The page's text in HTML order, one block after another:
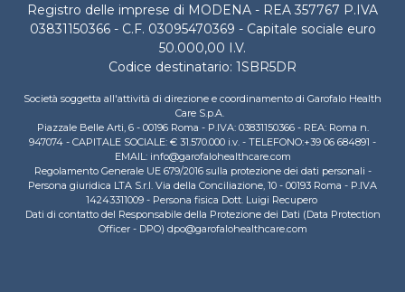
Registro delle imprese di MODENA - REA 357767 P.IVA
03831150366 - C.F. 03095470369 - Capitale sociale euro
50.000,00 I.V.
Codice destinatario: 1SBR5DR
Società soggetta all'attività di direzione e coordinamento di Garofalo Health
Care S.p.A.
Piazzale Belle Arti, 6 - 00196 Roma - P.IVA: 03831150366 - REA: Roma n.
947074 - CAPITALE SOCIALE: € 31.570.000 i.v. - TELEFONO:+39 06 684891 -
EMAIL: info@garofalohealthcare.com
Regolamento Generale UE 679/2016 sulla protezione dei dati personali -
Persona giuridica LTA S.r.l. Via della Conciliazione, 10 - 00193 Roma - P.IVA
14243311009 - Persona fisica Dott. Luigi Recupero
Dati di contatto del Responsabile della Protezione dei Dati (Data Protection
Officer - DPO) dpo@garofalohealthcare.com